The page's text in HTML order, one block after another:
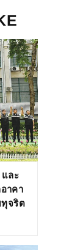
และ
อาคา
ทุจริต